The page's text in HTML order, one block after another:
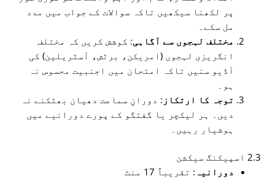
پر لکھنا سیکھیں تاکہ سوالات کے جواب میں مدد
مل سکے۔
مختلف لہجوں سے آگاہی: کوشش کریں کہ مختلف
انگریزی لہجوں (امریکن، برٹش، آسٹریلین) کی
آڈیو سنیں تاکہ امتحان میں اجنبیت محسوس نہ
ہو۔
توجہ کا ارتکاز : دورانِ سماعت دھیان بھٹکنے نہ
دیں۔ ہر لیکچر یا گفتگو کے پورے دورانیے میں
ہوشیار رہیں۔
2.3 اسپیکنگ سیکشن
دورانیہ : تقریباً 17 منٹ